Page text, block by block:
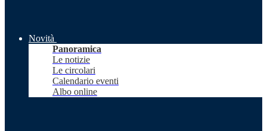
Novità
Panoramica
Le notizie
Le circolari
Calendario eventi
Albo online